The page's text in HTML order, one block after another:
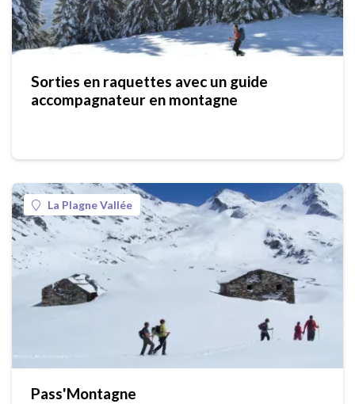
Sorties en raquettes avec un guide
accompagnateur en montagne
La Plagne Vallée
Pass'Montagne